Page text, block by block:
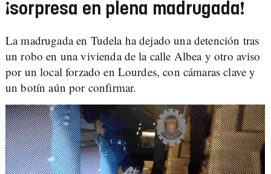
¡sorpresa en plena madrugada!
La madrugada en Tudela ha dejado una detención tras
un robo en una vivienda de la calle Albea y otro aviso
por un local forzado en Lourdes, con cámaras clave y
un botín aún por confirmar.